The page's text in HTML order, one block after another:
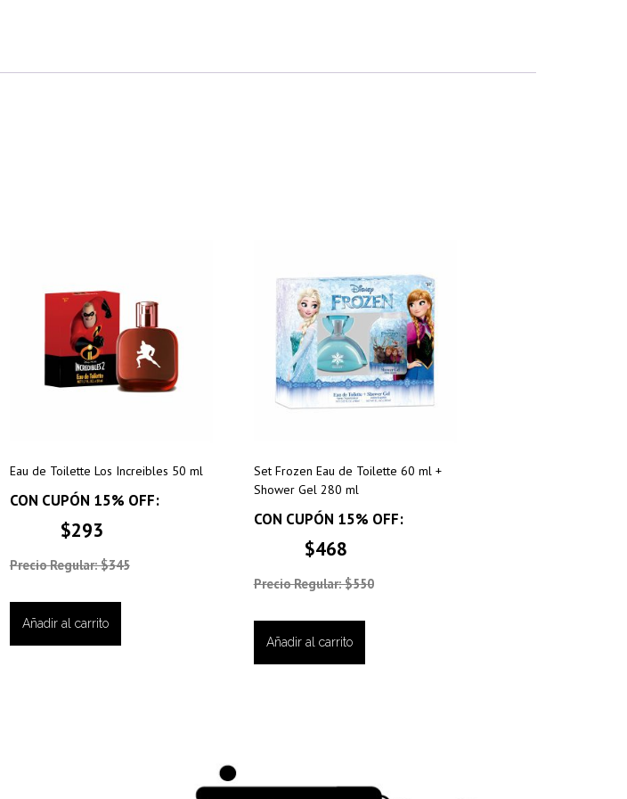
Eau de Toilette Los Increibles 50 ml
CON CUPÓN 15% OFF:
$293
Precio Regular: $345
Añadir al carrito
Set Frozen Eau de Toilette 60 ml +
Shower Gel 280 ml
CON CUPÓN 15% OFF:
$468
Precio Regular: $550
Añadir al carrito